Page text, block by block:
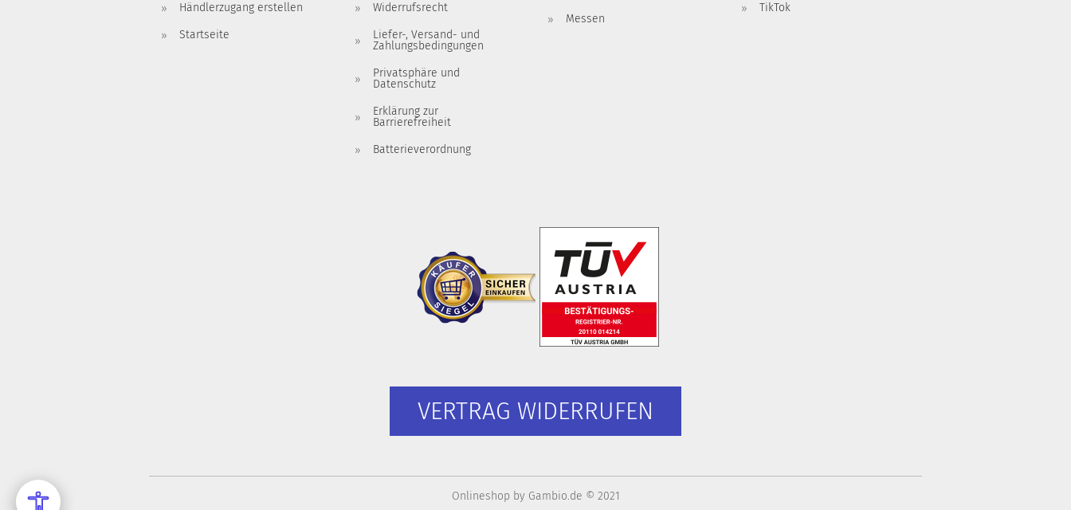
Händlerzugang erstellen
Startseite
Widerrufsrecht
Liefer-, Versand- und
Zahlungsbedingungen
Privatsphäre und
Datenschutz
Erklärung zur
Barrierefreiheit
Batterieverordnung
Messen
TikTok
VERTRAG WIDERRUFEN
Onlineshop by Gambio.de © 2021